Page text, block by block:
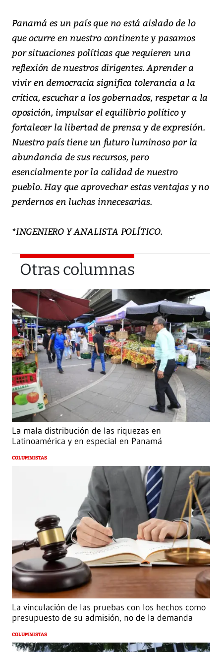
Panamá es un país que no está aislado de lo
que ocurre en nuestro continente y pasamos
por situaciones políticas que requieren una
reflexión de nuestros dirigentes. Aprender a
vivir en democracia significa tolerancia a la
crítica, escuchar a los gobernados, respetar a la
oposición, impulsar el equilibrio político y
fortalecer la libertad de prensa y de expresión.
Nuestro país tiene un futuro luminoso por la
abundancia de sus recursos, pero
esencialmente por la calidad de nuestro
pueblo. Hay que aprovechar estas ventajas y no
perdernos en luchas innecesarias.
*INGENIERO Y ANALISTA POLÍTICO.
Otras columnas
La mala distribución de las riquezas en
Latinoamérica y en especial en Panamá
COLUMNISTAS
La vinculación de las pruebas con los hechos como
presupuesto de su admisión, no de la demanda
COLUMNISTAS